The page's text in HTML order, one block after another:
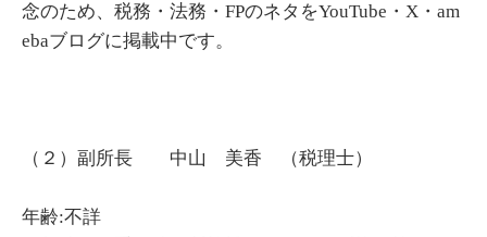
念のため、税務・法務・FPのネタをYouTube・X・am
ebaブログに掲載中です。
（２）副所長 中山 美香 （税理士）
年齢:不詳